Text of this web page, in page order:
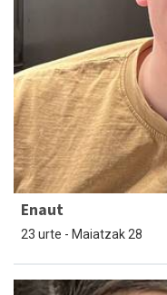
Enaut
23 urte - Maiatzak 28